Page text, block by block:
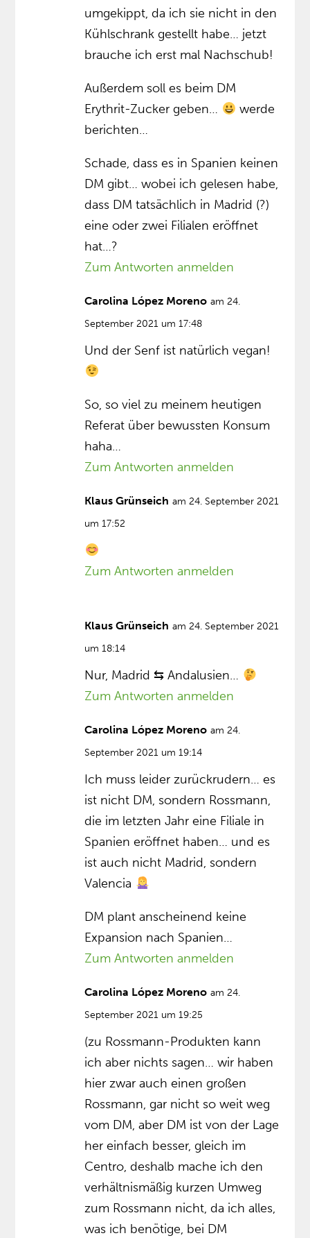
umgekippt, da ich sie nicht in den
Kühlschrank gestellt habe… jetzt
brauche ich erst mal Nachschub!
Außerdem soll es beim DM
Erythrit-Zucker geben…
werde
berichten…
Schade, dass es in Spanien keinen
DM gibt… wobei ich gelesen habe,
dass DM tatsächlich in Madrid (?)
eine oder zwei Filialen eröffnet
hat…?
Zum Antworten anmelden
Carolina López Moreno am 24.
September 2021 um 17:48
Und der Senf ist natürlich vegan!
So, so viel zu meinem heutigen
Referat über bewussten Konsum
haha…
Zum Antworten anmelden
Klaus Grünseich am 24. September 2021
um 17:52
Zum Antworten anmelden
Klaus Grünseich am 24. September 2021
um 18:14
Nur, Madrid ⇆ Andalusien…
Zum Antworten anmelden
Carolina López Moreno am 24.
September 2021 um 19:14
Ich muss leider zurückrudern… es
ist nicht DM, sondern Rossmann,
die im letzten Jahr eine Filiale in
Spanien eröffnet haben… und es
ist auch nicht Madrid, sondern
Valencia
DM plant anscheinend keine
Expansion nach Spanien…
Zum Antworten anmelden
Carolina López Moreno am 24.
September 2021 um 19:25
(zu Rossmann-Produkten kann
ich aber nichts sagen… wir haben
hier zwar auch einen großen
Rossmann, gar nicht so weit weg
vom DM, aber DM ist von der Lage
her einfach besser, gleich im
Centro, deshalb mache ich den
verhältnismäßig kurzen Umweg
zum Rossmann nicht, da ich alles,
was ich benötige, bei DM